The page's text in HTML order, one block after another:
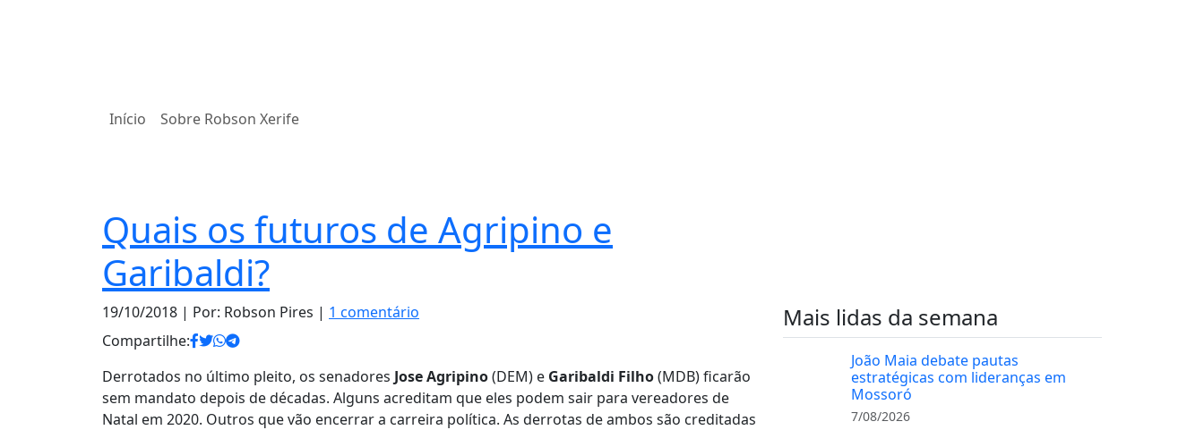
Início Sobre Robson Xerife
Quais os futuros de Agripino e
Garibaldi?
19/10/2018 | Por: Robson Pires | 1 comentário
Compartilhe:
Derrotados no último pleito, os senadores Jose Agripino(DEM) e Garibaldi Filho(MDB) ficarão
sem mandato depois de décadas. Alguns acreditam que eles podem sair para vereadores de
Natal em 2020. Outros que vão encerrar a carreira política. As derrotas de ambos são creditadas
Mais lidas da semana
João Maia debate pautas
estratégicas com lideranças em
Mossoró
7/08/2026